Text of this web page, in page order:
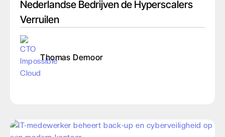
Nederlandse Bedrijven de Hyperscalers
Verruilen
Thomas Demoor